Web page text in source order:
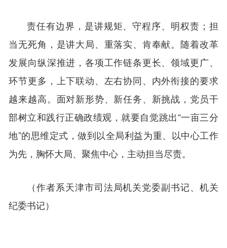
责任有边界，是讲规矩、守程序、明权责；担
当无死角，是讲大局、重落实、肯奉献。随着改革
发展向纵深推进，各项工作链条更长、领域更广、
环节更多，上下联动、左右协同、内外衔接的要求
越来越高。面对新形势、新任务、新挑战，党员干
部树立和践行正确政绩观，就要自觉跳出“一亩三分
地”的思维定式，做到以全局利益为重、以中心工作
为先，胸怀大局、聚焦中心，主动担当尽责。
（作者系天津市司法局机关党委副书记、机关
纪委书记）